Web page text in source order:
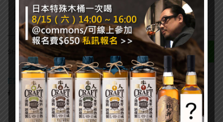
0
SHARES
EDITOR